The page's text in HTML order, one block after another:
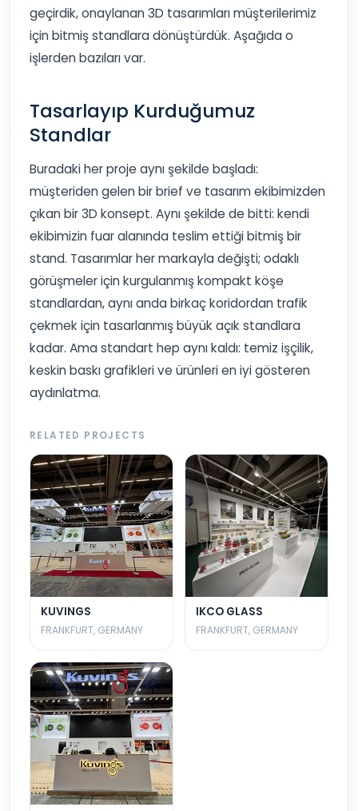
geçirdik, onaylanan 3D tasarımları müşterilerimiz
için bitmiş standlara dönüştürdük. Aşağıda o
işlerden bazıları var.
Tasarlayıp Kurduğumuz
Standlar
Buradaki her proje aynı şekilde başladı:
müşteriden gelen bir brief ve tasarım ekibimizden
çıkan bir 3D konsept. Aynı şekilde de bitti: kendi
ekibimizin fuar alanında teslim ettiği bitmiş bir
stand. Tasarımlar her markayla değişti; odaklı
görüşmeler için kurgulanmış kompakt köşe
standlardan, aynı anda birkaç koridordan trafik
çekmek için tasarlanmış büyük açık standlara
kadar. Ama standart hep aynı kaldı: temiz işçilik,
keskin baskı grafikleri ve ürünleri en iyi gösteren
aydınlatma.
RELATED PROJECTS
KUVINGS
FRANKFURT, GERMANY
IKCO GLASS
FRANKFURT, GERMANY